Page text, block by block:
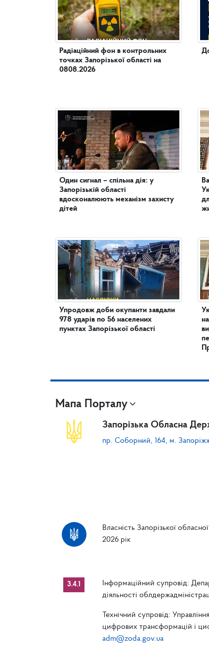
Радіаційний фон в контрольних
точках Запорізької області на
0808.2026
Один сигнал – спільна дія: у
Запорізькій області
вдосконалюють механізм захисту
дітей
Упродовж доби окупанти завдали
978 ударів по 56 населених
пунктах Запорізької області
Мапа Порталу
Запорізька Обласна
пр. Соборний, 164, м.
Власність Запорізької
2026 рік
3.4.1
Інформаційний супровід:
діяльності
Технічний супровід:
цифрових трансформацій і
adm@zoda.gov.ua